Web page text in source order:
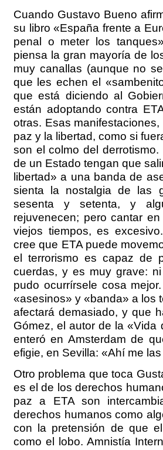
Cuando Gustavo Bueno
su libro «España frente a
penal o meter los
piensa la gran mayoría de
muy canallas (aunque no
que les echen el
que está diciendo al
están adoptando contra
otras. Esas
paz y la libertad, como si
son el colmo del
de un Estado tengan que
libertad» a una banda de
sienta la nostalgia de las
sesenta y setenta, y
rejuvenecen; pero cantar
viejos tiempos, es
cree que ETA puede
el terrorismo es capaz de
cuerdas, y es muy grave:
pudo ocurrírsele cosa
«asesinos» y «banda» a los
afectará demasiado, y que
Gómez, el autor de la
enteró en Amsterdam de
efigie, en Sevilla: «Ahí me
Otro problema que toca
es el de los derechos
paz a ETA son
derechos humanos como
con la pretensión de que
como el lobo. Amnistía